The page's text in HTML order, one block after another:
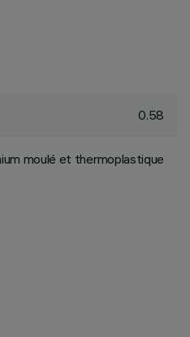
0.58
moulé et thermoplastique